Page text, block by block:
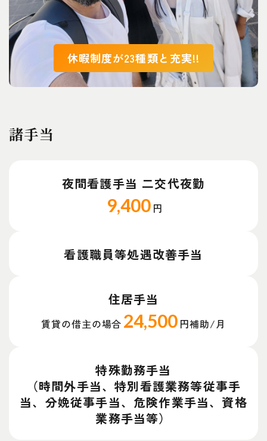
休暇制度が23種類と充実!!
諸手当
夜間看護手当 二交代夜勤
9,400 円
看護職員等処遇改善手当
住居手当
賃貸の借主の場合 24,500 円補助/月
特殊勤務手当
（時間外手当、特別看護業務等従事手
当、分娩従事手当、危険作業手当、資格
業務手当等）